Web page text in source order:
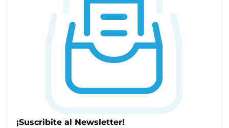
¡Suscribite al Newsletter!